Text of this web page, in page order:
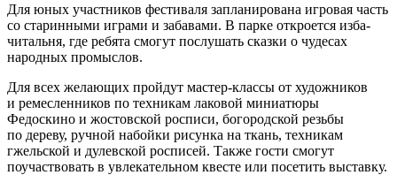
Для юных участников фестиваля запланирована игровая часть
со старинными играми и забавами. В парке откроется изба-
читальня, где ребята смогут послушать сказки о чудесах
народных промыслов.
Для всех желающих пройдут мастер-классы от художников
и ремесленников по техникам лаковой миниатюры
Федоскино и жостовской росписи, богородской резьбы
по дереву, ручной набойки рисунка на ткань, техникам
гжельской и дулевской росписей. Также гости смогут
поучаствовать в увлекательном квесте или посетить выставку.